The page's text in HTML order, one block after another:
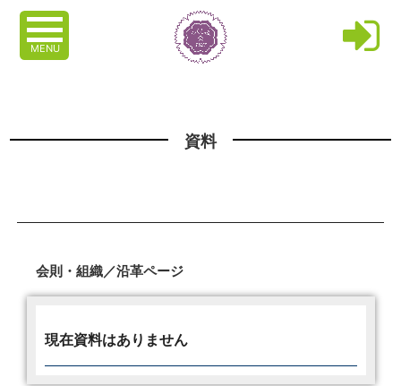
MENU
資料
会則・組織／沿革ページ
現在資料はありません